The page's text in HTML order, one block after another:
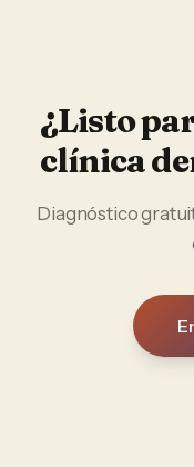
¿Listo
clínica
Diagnóstico